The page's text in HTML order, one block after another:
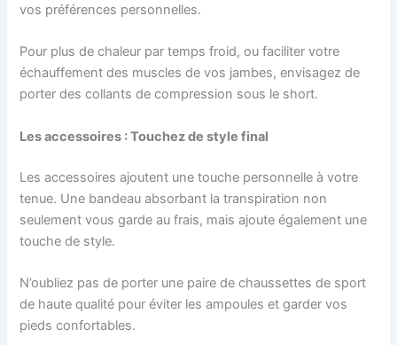
vos préférences personnelles.
Pour plus de chaleur par temps froid, ou faciliter votre
échauffement des muscles de vos jambes, envisagez de
porter des collants de compression sous le short.
Les accessoires : Touchez de style final
Les accessoires ajoutent une touche personnelle à votre
tenue. Une bandeau absorbant la transpiration non
seulement vous garde au frais, mais ajoute également une
touche de style.
N’oubliez pas de porter une paire de chaussettes de sport
de haute qualité pour éviter les ampoules et garder vos
pieds confortables.